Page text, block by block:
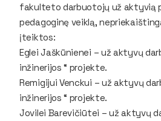
fakulteto darbuotojų už aktyvią
pedagoginę veiklą,
įteiktos:
Eglei Jaškūnienei – už aktyvų
inžinerijos “ projekte.
Remigijui Venckui – už aktyvų
inžinerijos “ projekte.
Jovilei Barevičiūtei – už aktyvų